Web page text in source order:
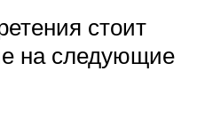
стоит
на следующие